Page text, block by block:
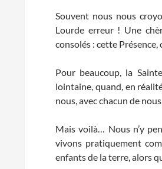
Souvent nous nous
Lourde erreur ! Une
consolés : cette Présence,
Pour beaucoup, la
lointaine, quand, en
nous, avec chacun de
Mais voilà… Nous n’y
vivons pratiquement
enfants de la terre, alors